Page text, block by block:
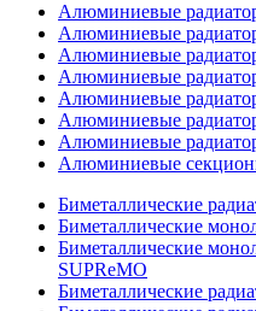
Алюминиевые
Алюминиевые
Алюминиевые
Алюминиевые
Алюминиевые
Алюминиевые
Алюминиевые
Алюминиевые
Биметаллические
Биметаллические
Биметаллические
SUPReMO
Биметаллические